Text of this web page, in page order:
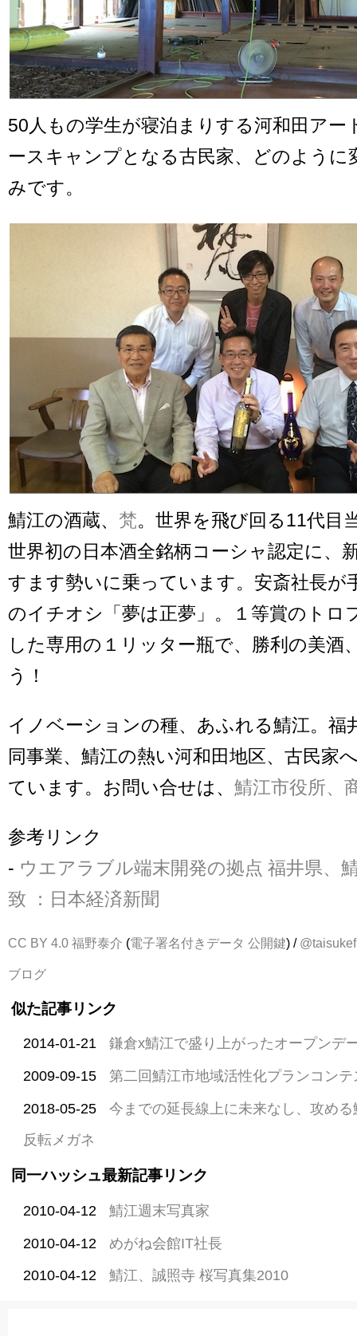
50人もの学生が寝泊まりする河和田アー
ースキャンプとなる古民家、どのように
みです。
鯖江の酒蔵、 梵。世界を飛び回る11代目
世界初の日本酒全銘柄コーシャ認定に、
すます勢いに乗っています。安斎社長が
のイチオシ「夢は正夢」。１等賞のトロ
した専用の１リッター瓶で、勝利の美酒
う！
イノベーションの種、あふれる鯖江。福
同事業、鯖江の熱い河和田地区、古民家
ています。お問い合せは、 鯖江市役所、
参考リンク
- ウエアラブル端末開発の拠点 福井県、
致 ：日本経済新聞
CC BY 4.0 福野泰介 (電子署名付きデータ 公開鍵) / @taisukef
ブログ
似た記事リンク
2014-01-21 鎌倉x鯖江で盛り上がったオープンデ
2009-09-15 第二回鯖江市地域活性化プランコン
2018-05-25
今までの延長線上に未来なし、攻め
反転メガネ
同一ハッシュ最新記事リンク
2010-04-12 鯖江週末写真家
2010-04-12 めがね会館IT社長
2010-04-12 鯖江、誠照寺 桜写真集2010